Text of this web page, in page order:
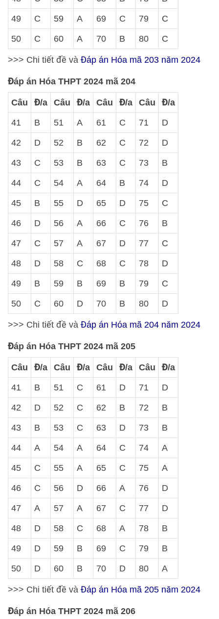
49 C 59 A 69 C 79 C
50 C 60 A 70 B 80 C
>>> Chi tiết đề và Đáp án Hóa mã 203 năm 2024
Đáp án Hóa THPT 2024 mã 204
Câu Đ/a Câu Đ/a Câu Đ/a Câu Đ/a
41 B 51 A 61 C 71 D
42 D 52 B 62 C 72 D
43 C 53 B 63 C 73 B
44 C 54 A 64 B 74 D
45 B 55 D 65 D 75 C
46 D 56 A 66 C 76 B
47 C 57 A 67 D 77 C
48 D 58 C 68 C 78 D
49 B 59 B 69 B 79 C
50 C 60 D 70 B 80 D
>>> Chi tiết đề và Đáp án Hóa mã 204 năm 2024
Đáp án Hóa THPT 2024 mã 205
Câu Đ/a Câu Đ/a Câu Đ/a Câu Đ/a
41 B 51 C 61 D 71 D
42 D 52 C 62 B 72 B
43 B 53 C 63 D 73 B
44 A 54 A 64 C 74 A
45 C 55 A 65 C 75 A
46 C 56 D 66 A 76 D
47 A 57 A 67 C 77 D
48 D 58 C 68 A 78 B
49 D 59 B 69 C 79 B
50 D 60 B 70 D 80 A
>>> Chi tiết đề và Đáp án Hóa mã 205 năm 2024
Đáp án Hóa THPT 2024 mã 206